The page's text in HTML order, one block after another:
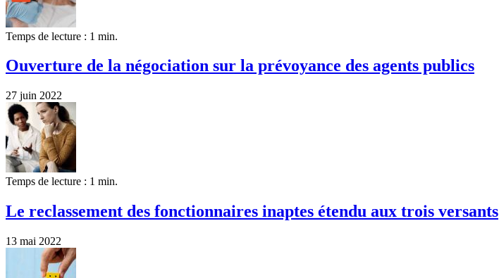
Temps de lecture : 1 min.
Ouverture de la négociation sur la prévoyance des agents publics
27 juin 2022
Temps de lecture : 1 min.
Le reclassement des fonctionnaires inaptes étendu aux trois versants
13 mai 2022